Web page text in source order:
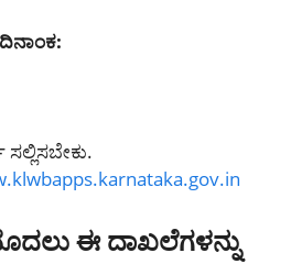
ಈ ದಾಖಲೆಗಳನ್ನು